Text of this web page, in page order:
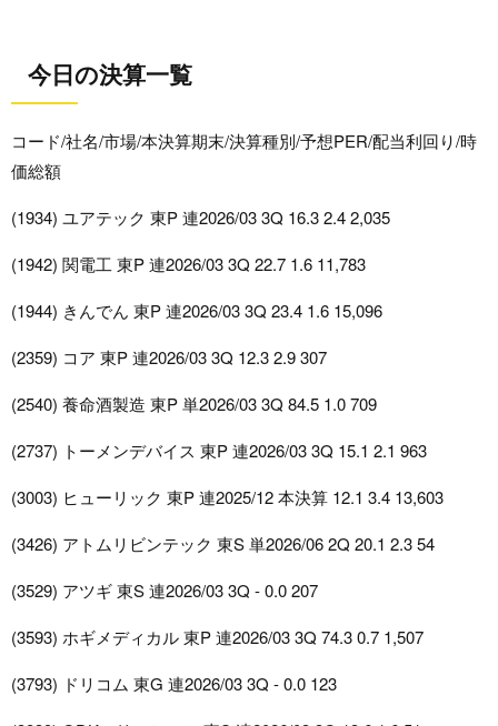
今日の決算一覧
コード/社名/市場/本決算期末/決算種別/予想PER/配当利回り/時
価総額
(1934) ユアテック 東P 連2026/03 3Q 16.3 2.4 2,035
(1942) 関電工 東P 連2026/03 3Q 22.7 1.6 11,783
(1944) きんでん 東P 連2026/03 3Q 23.4 1.6 15,096
(2359) コア 東P 連2026/03 3Q 12.3 2.9 307
(2540) 養命酒製造 東P 単2026/03 3Q 84.5 1.0 709
(2737) トーメンデバイス 東P 連2026/03 3Q 15.1 2.1 963
(3003) ヒューリック 東P 連2025/12 本決算 12.1 3.4 13,603
(3426) アトムリビンテック 東S 単2026/06 2Q 20.1 2.3 54
(3529) アツギ 東S 連2026/03 3Q - 0.0 207
(3593) ホギメディカル 東P 連2026/03 3Q 74.3 0.7 1,507
(3793) ドリコム 東G 連2026/03 3Q - 0.0 123